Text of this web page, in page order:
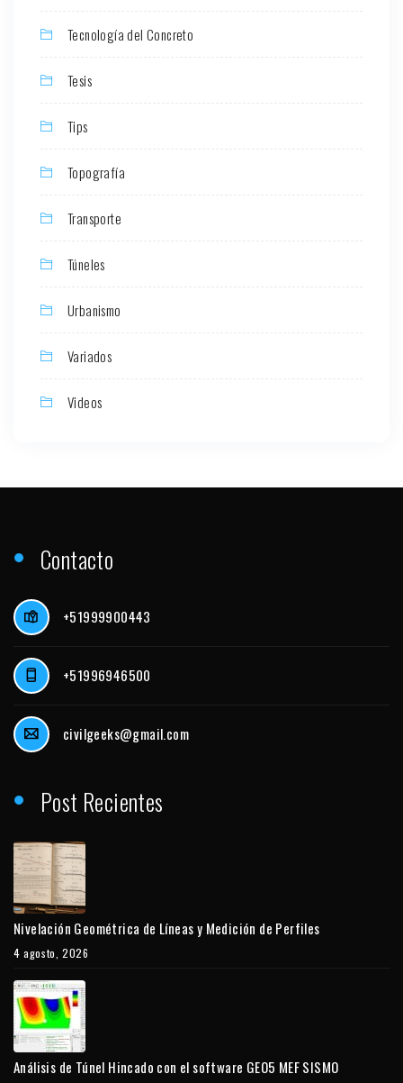
Tecnología del Concreto
Tesis
Tips
Topografía
Transporte
Túneles
Urbanismo
Variados
Videos
Contacto
+51999900443
+51996946500
civilgeeks@gmail.com
Post Recientes
Nivelación Geométrica de Líneas y Medición de Perfiles
4 agosto, 2026
Análisis de Túnel Hincado con el software GEO5 MEF SISMO